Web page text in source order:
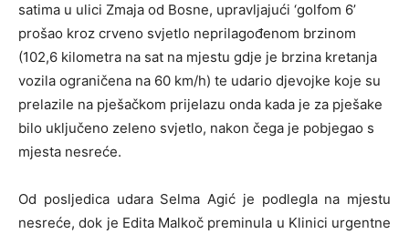
satima u ulici Zmaja od Bosne, upravljajući ‘golfom 6’
prošao kroz crveno svjetlo neprilagođenom brzinom
(102,6 kilometra na sat na mjestu gdje je brzina kretanja
vozila ograničena na 60 km/h) te udario djevojke koje su
prelazile na pješačkom prijelazu onda kada je za pješake
bilo uključeno zeleno svjetlo, nakon čega je pobjegao s
mjesta nesreće.
Od posljedica udara Selma Agić je podlegla na mjestu
nesreće, dok je Edita Malkoč preminula u Klinici urgentne